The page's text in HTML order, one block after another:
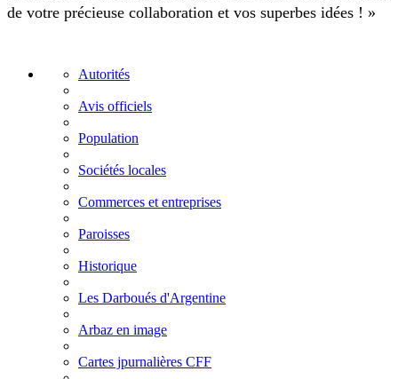
de votre précieuse collaboration et vos superbes idées ! »
Autorités
Avis officiels
Population
Sociétés locales
Commerces et entreprises
Paroisses
Historique
Les Darboués d'Argentine
Arbaz en image
Cartes jpurnalières CFF